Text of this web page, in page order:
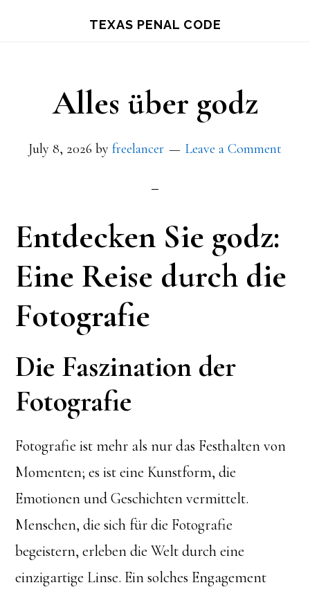
TEXAS PENAL CODE
Alles über godz
July 8, 2026 by freelancer Leave a Comment
Entdecken Sie godz:
Eine Reise durch die
Fotografie
Die Faszination der
Fotografie
Fotografie ist mehr als nur das Festhalten von
Momenten; es ist eine Kunstform, die
Emotionen und Geschichten vermittelt.
Menschen, die sich für die Fotografie
begeistern, erleben die Welt durch eine
einzigartige Linse. Ein solches Engagement